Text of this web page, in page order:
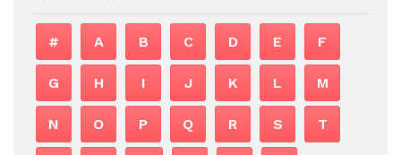
# A B C D E F
G H I J K L M
N O P Q R S T